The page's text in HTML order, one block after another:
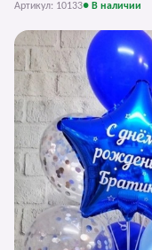
Артикул: 10133● В наличии